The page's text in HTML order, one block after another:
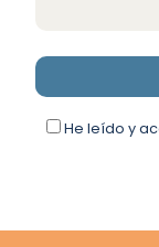
He leído y